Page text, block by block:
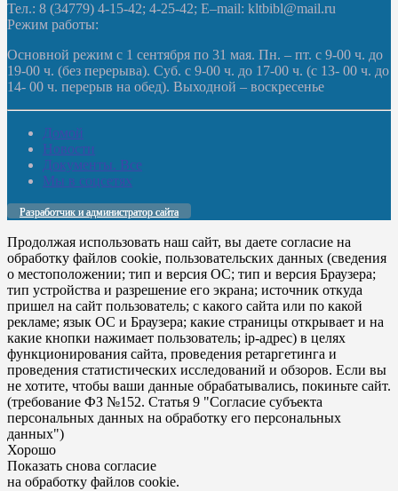
Тел.: 8 (34779) 4-15-42; 4-25-42; E–mail: kltbibl@mail.ru
Режим работы:
Основной режим с 1 сентября по 31 мая. Пн. – пт. с 9-00 ч. до
19-00 ч. (без перерыва). Суб. с 9-00 ч. до 17-00 ч. (с 13- 00 ч. до
14- 00 ч. перерыв на обед). Выходной – воскресенье
Домой
Новости
Документы. Все
Мы в соцсетях
Разработчик и администратор сайта
Продолжая использовать наш сайт, вы даете согласие на
обработку файлов cookie, пользовательских данных (сведения
о местоположении; тип и версия ОС; тип и версия Браузера;
тип устройства и разрешение его экрана; источник откуда
пришел на сайт пользователь; с какого сайта или по какой
рекламе; язык ОС и Браузера; какие страницы открывает и на
какие кнопки нажимает пользователь; ip-адрес) в целях
функционирования сайта, проведения ретаргетинга и
проведения статистических исследований и обзоров. Если вы
не хотите, чтобы ваши данные обрабатывались, покиньте сайт.
(требование ФЗ №152. Статья 9 "Согласие субъекта
персональных данных на обработку его персональных
данных")
Хорошо
Показать снова согласие
на обработку файлов cookie.